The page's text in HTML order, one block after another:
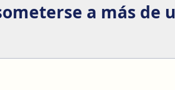
a más